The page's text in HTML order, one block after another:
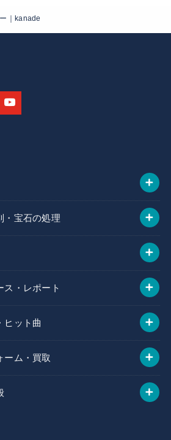
｜kanade
・宝石の処理
ス・レポート
ヒット曲
ーム・買取